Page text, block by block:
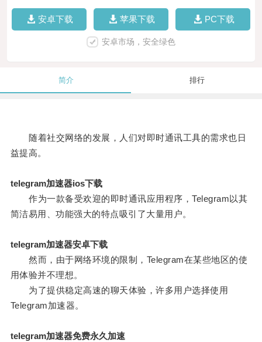
安卓下载 苹果下载 PC下载
安卓市场，安全绿色
简介 排行
随着社交网络的发展，人们对即时通讯工具的需求也日
益提高。
telegram加速器ios下载
作为一款备受欢迎的即时通讯应用程序，Telegram以其
简洁易用、功能强大的特点吸引了大量用户。
telegram加速器安卓下载
然而，由于网络环境的限制，Telegram在某些地区的使
用体验并不理想。
为了提供稳定高速的聊天体验，许多用户选择使用
Telegram加速器。
telegram加速器免费永久加速